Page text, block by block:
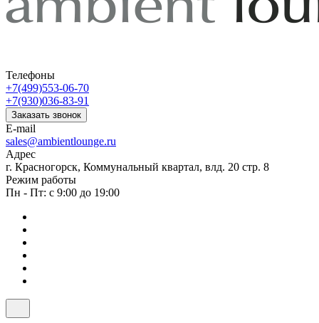
Телефоны
+7(499)553-06-70
+7(930)036-83-91
Заказать звонок
E-mail
sales@ambientlounge.ru
Адрес
г. Красногорск, Коммунальный квартал, влд. 20 стр. 8
Режим работы
Пн - Пт: с 9:00 до 19:00